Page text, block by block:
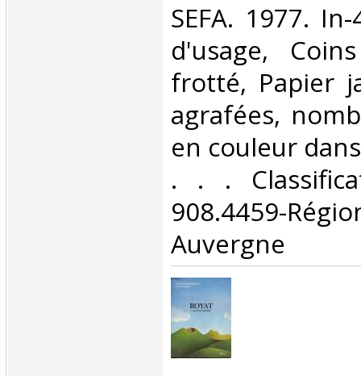
‎SEFA. 1977.
d'usage,
frotté, Papier
agrafées,
en couleur
. . .
908.4459-
Auvergne‎